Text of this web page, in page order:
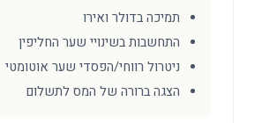
תמיכה בדולר ואירו
התחשבות בשינויי שער החליפין
ניטרול רווחי/הפסדי שער אוטומטי
הצגה ברורה של המס לתשלום